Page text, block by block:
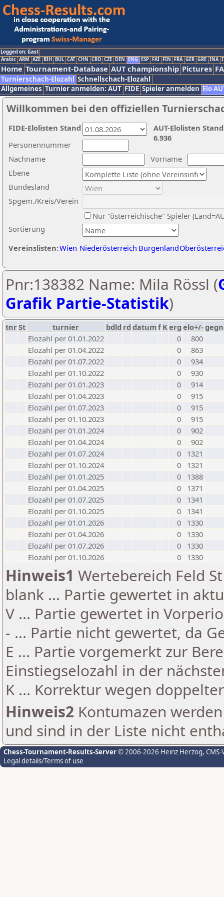
Logged on: Gast
Arabic ARM AZE BIH BUL CAT CHN CRO CZE DEN ENG ESP FAI FIN FRA GER GRE INA
Home Tournament-Database AUT championship Pictures
Turnierschach-Elozahl Schnellschach-Elozahl
Allgemeines Turnier anmelden: AUT FIDE Spieler anmelden Elo
Willkommen bei den offiziellen
Nachname
Vorname
Ebene
Sortierung
Personennummer
Bundesland
Spgem./Kreis/Verein
Nur "österreichische" Spieler
Vereinslisten:Wien Niederösterreich Burgenland
AUT-Elolisten
6.936
FIDE-Elolisten Stand
Pnr:138382 Name: Mila Rössl (
Grafik Partie-Statistik)
tnrSt turnier bdld rd datumf Kerg elo+/-
Elozahl per 01.01.2022
0
800
Elozahl per 01.04.2022
0
863
Elozahl per 01.07.2022
0
934
Elozahl per 01.10.2022
0
930
Elozahl per 01.01.2023
0
914
Elozahl per 01.04.2023
0
915
Elozahl per 01.07.2023
0
915
Elozahl per 01.10.2023
0
915
Elozahl per 01.01.2024
0
902
Elozahl per 01.04.2024
0
902
Elozahl per 01.07.2024
0
1321
Elozahl per 01.10.2024
0
1321
Elozahl per 01.01.2025
0
1388
Elozahl per 01.04.2025
0
1371
Elozahl per 01.07.2025
0
1341
Elozahl per 01.10.2025
0
1341
Elozahl per 01.01.2026
0
1330
Elozahl per 01.04.2026
0
1330
Elozahl per 01.07.2026
0
1330
Elozahl per 01.10.2026
0 1330
Hinweis1 Wertebereich Feld
blank ... Partie gewertet in
V ... Partie gewertet in
- ... Partie nicht gewertet, da
E ... Partie vorgemerkt zur
Einstiegselozahl in der
K ... Korrektur wegen
Hinweis2 Kontumazen
und sind in der Liste nicht
Chess-Tournament-Results-Server© 2006-2026 Heinz Herzog,
Legal details/Terms of use